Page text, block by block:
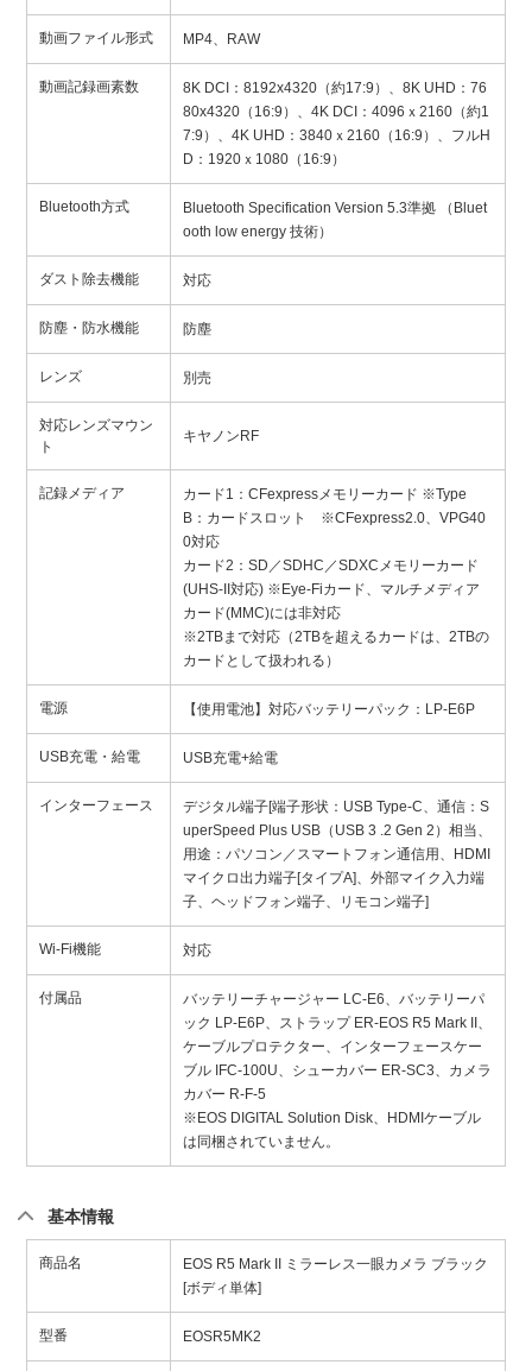
動画ファイル形式 MP4、RAW
動画記録画素数
8K DCI：8192x4320（約17:9）、8K UHD：76
80x4320（16:9）、4K DCI：4096ｘ2160（約1
7:9）、4K UHD：3840ｘ2160（16:9）、フルH
D：1920ｘ1080（16:9）
Bluetooth方式
Bluetooth Specification Version 5.3準拠 （Bluet
ooth low energy 技術）
ダスト除去機能 対応
防塵・防水機能 防塵
レンズ 別売
対応レンズマウン
ト
キヤノンRF
記録メディア
カード1：CFexpressメモリーカード ※Type
B：カードスロット ※CFexpress2.0、VPG40
0対応
カード2：SD／SDHC／SDXCメモリーカード
(UHS-II対応) ※Eye-Fiカード、マルチメディア
カード(MMC)には非対応
※2TBまで対応（2TBを超えるカードは、2TBの
カードとして扱われる）
電源 【使用電池】対応バッテリーパック：LP-E6P
USB充電・給電 USB充電+給電
インターフェース
デジタル端子[端子形状：USB Type-C、通信：S
uperSpeed Plus USB（USB 3 .2 Gen 2）相当、
用途：パソコン／スマートフォン通信用、HDMI
マイクロ出力端子[タイプA]、外部マイク入力端
子、ヘッドフォン端子、リモコン端子]
Wi-Fi機能 対応
付属品
バッテリーチャージャー LC-E6、バッテリーパ
ック LP-E6P、ストラップ ER-EOS R5 Mark II、
ケーブルプロテクター、インターフェースケー
ブル IFC-100U、シューカバー ER-SC3、カメラ
カバー R-F-5
※EOS DIGITAL Solution Disk、HDMIケーブル
は同梱されていません。
基本情報
商品名
EOS R5 Mark II ミラーレス一眼カメラ ブラック
[ボディ単体]
型番 EOSR5MK2